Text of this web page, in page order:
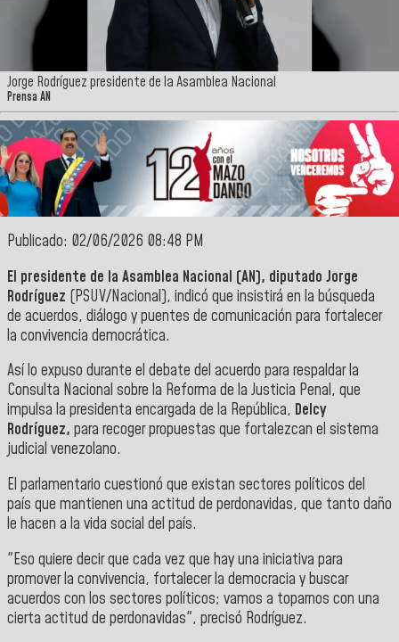
Jorge Rodríguez presidente de la Asamblea Nacional
Prensa AN
Publicado: 02/06/2026 08:48 PM
El presidente de la Asamblea Nacional (AN), diputado Jorge
Rodríguez (PSUV/Nacional), indicó que insistirá en la búsqueda
de acuerdos, diálogo y puentes de comunicación para fortalecer
la convivencia democrática.
Así lo expuso durante el debate del acuerdo para respaldar la
Consulta Nacional sobre la Reforma de la Justicia Penal, que
impulsa la presidenta encargada de la República, Delcy
Rodríguez, para recoger propuestas que fortalezcan el sistema
judicial venezolano.
El parlamentario cuestionó que existan sectores políticos del
país que mantienen una actitud de perdonavidas, que tanto daño
le hacen a la vida social del país.
"Eso quiere decir que cada vez que hay una iniciativa para
promover la convivencia, fortalecer la democracia y buscar
acuerdos con los sectores políticos; vamos a toparnos con una
cierta actitud de perdonavidas", precisó Rodríguez.